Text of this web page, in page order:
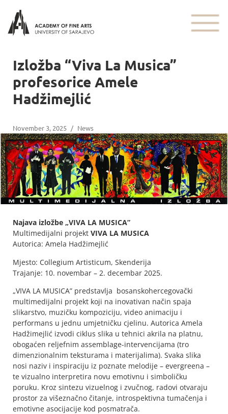
Izložba “Viva La Musica”
profesorice Amele
Hadžimejlić
November 3, 2025 / News
Najava izložbe „VIVA LA MUSICA”
Multimedijalni projekt VIVA LA MUSICA
Autorica: Amela Hadžimejlić
Mjesto: Collegium Artisticum, Skenderija
Trajanje: 10. novembar – 2. decembar 2025.
„VIVA LA MUSICA” predstavlja bosanskohercegovački
multimedijalni projekt koji na inovativan način spaja
slikarstvo, muzičku kompoziciju, video animaciju i
performans u jednu umjetničku cjelinu. Autorica Amela
Hadžimejlić izvodi ciklus slika u tehnici akrila na platnu,
obogaćen reljefnim assemblage-intervencijama (tro
dimenzionalnim teksturama i materijalima). Svaka slika
nosi naziv i inspiraciju iz poznate melodije – evergreena –
te vizualno interpretira novu emotivnu i simboličku
poruku. Kroz sintezu vizuelnog i zvučnog, radovi otvaraju
prostor za višeznačno čitanje, introspektivna tumačenja i
emotivne asocijacije kod posmatrača.